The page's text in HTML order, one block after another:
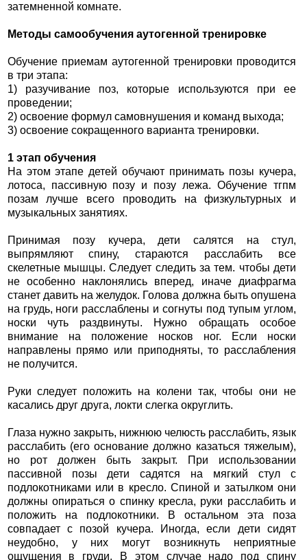
затемненной комнате.
Методы самообучения аутогенной тренировке
Обучение приемам аутогенной тренировки проводится
в три этапа:
1) разучивание поз, которые используются при ее
проведении;
2) освоение формул самовнушения и команд выхода;
3) освоение сокращенного варианта тренировки.
1 этап обучения
На этом этапе детей обучают принимать позы кучера,
лотоса, пассивную позу и позу лежа. Обучение тгпм
позам лучше всего проводить на физкультурных и
музыкальных занятиях.
Принимая позу кучера, дети салятся на стул,
выпрямляют спину, стараются расслабить все
скелетные мышцы. Следует следить за тем. чтобы дети
не особенно наклонялись вперед, иначе диафрагма
станет давить на желудок. Голова должна быть опушена
на грудь, ноги расслаблены и согнуты под тупым углом,
носки чуть раздвинуты. Нужно обращать особое
внимание на положение носков ног. Если носки
направлены прямо или приподняты, то расслабления
не получится.
Руки следует положить на колени так, чтобы они не
касались друг друга, локти слегка округлить.
Глаза нужно закрыть, нижнюю челюсть расслабить, язык
расслабить (его основание должно казаться тяжелым),
но рот должен быть закрыт. При использовании
пассивной позы дети садятся на мягкий стул с
подлокотниками или в кресло. Спиной и затылком они
должны опираться о спинку кресла, руки расслабить и
положить на подлокотники. В остальном эта поза
совпадает с позой кучера. Иногда, если дети сидят
неудобно, у них могут возникнуть неприятные
ощущения в груди. В этом случае надо под спину